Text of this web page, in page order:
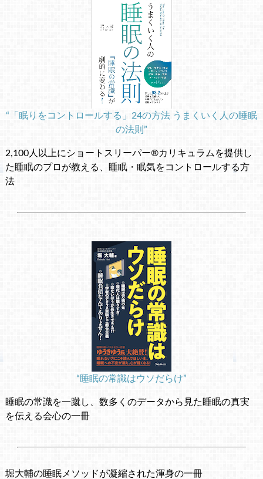
“「眠りをコントロールする」24の方法 うまくいく人の睡眠
の法則”
2,100人以上にショートスリーパー®カリキュラムを提供し
た睡眠のプロが教える、睡眠・眠気をコントロールする方
法
“睡眠の常識はウソだらけ”
睡眠の常識を一蹴し、数多くのデータから見た睡眠の真実
を伝える会心の一冊
堀大輔の睡眠メソッドが凝縮された渾身の一冊